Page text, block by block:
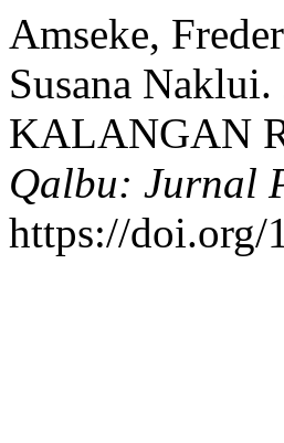
Amseke,
Susana
KALANGAN
Qalbu: Jurnal
https://doi.org/